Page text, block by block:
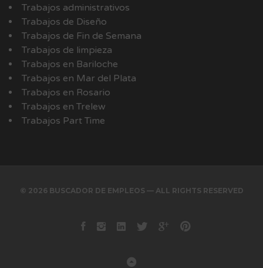
Trabajos administrativos
Trabajos de Diseño
Trabajos de Fin de Semana
Trabajos de limpieza
Trabajos en Bariloche
Trabajos en Mar del Plata
Trabajos en Rosario
Trabajos en Trelew
Trabajos Part Time
© 2026 BUSCADOR DE EMPLEOS — ALL RIGHTS RESERVED
Facebook
instagram
LinkedinTwitterGoogle+